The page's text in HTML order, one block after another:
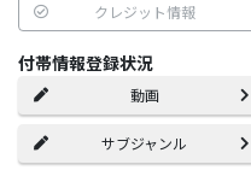
クレジット情報
付帯情報登録状況
動画
サブジャンル